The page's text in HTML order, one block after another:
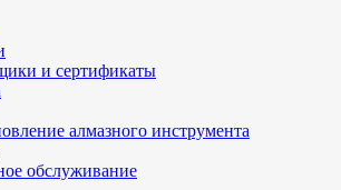
и сертификаты
алмазного инструмента
обслуживание